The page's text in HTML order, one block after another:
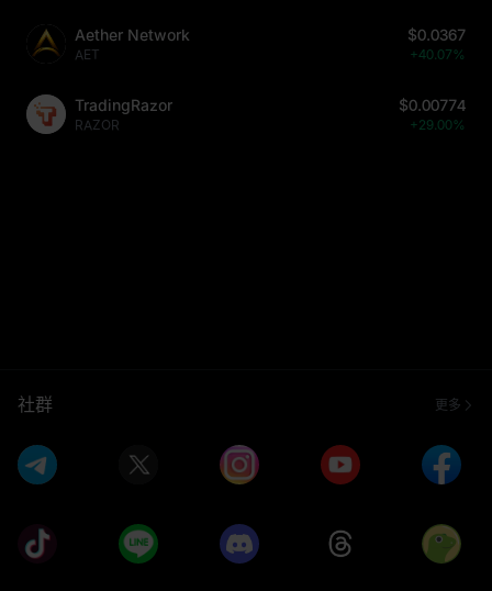
Aether Network
AET
$0.0367
+40.07%
TradingRazor
RAZOR
$0.00774
+29.00%
社群 更多